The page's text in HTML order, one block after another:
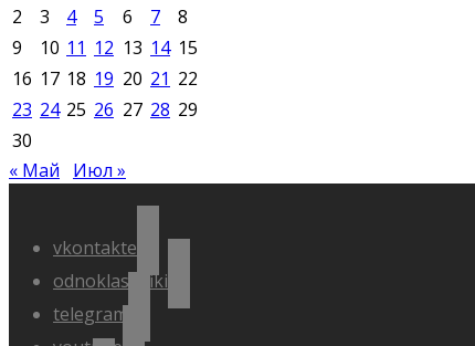
2
3 4 5 6 7
8
9
10 11 12 13 14 15
16 17 18 19 20 21 22
23 24 25 26 27 28 29
30
« Май
Июл »
vkontakte
odnoklassniki
telegram